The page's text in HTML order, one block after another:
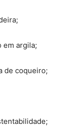
em argila;
de coqueiro;